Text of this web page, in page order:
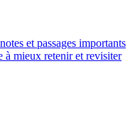
et passages importants
à mieux retenir et revisiter